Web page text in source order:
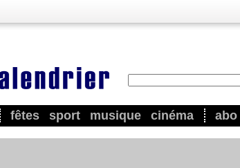
fêtes sport musique cinéma abo